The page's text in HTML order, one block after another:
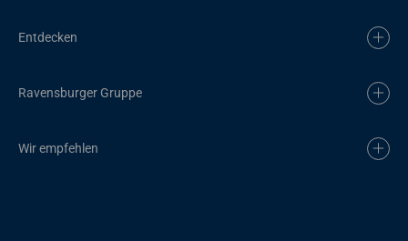
Entdecken
Ravensburger Gruppe
Wir empfehlen